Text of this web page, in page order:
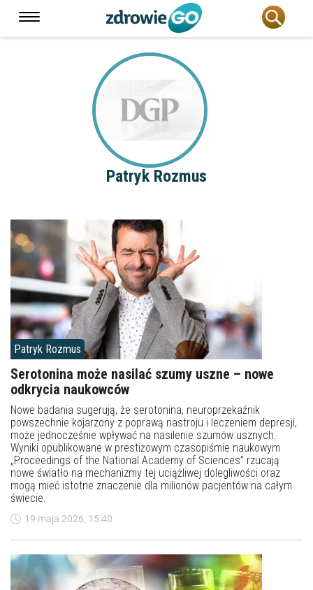
Patryk Rozmus
Patryk Rozmus
Serotonina może nasilać szumy uszne – nowe
odkrycia naukowców
Nowe badania sugerują, że serotonina, neuroprzekaźnik
powszechnie kojarzony z poprawą nastroju i leczeniem depresji,
może jednocześnie wpływać na nasilenie szumów usznych.
Wyniki opublikowane w prestiżowym czasopiśmie naukowym
„Proceedings of the National Academy of Sciences” rzucają
nowe światło na mechanizmy tej uciążliwej dolegliwości oraz
mogą mieć istotne znaczenie dla milionów pacjentów na całym
świecie.
19 maja 2026, 15:40